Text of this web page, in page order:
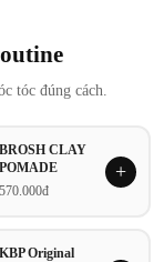
tóc đúng cách.
BROSH CLAY
POMADE
570.000đ
+
KBP Original